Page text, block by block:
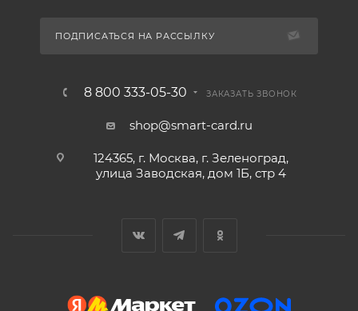
ПОДПИСАТЬСЯ НА РАССЫЛКУ
8 800 333-05-30 ЗАКАЗАТЬ ЗВОНОК
shop@smart-card.ru
124365, г. Москва, г. Зеленоград,
улица Заводская, дом 1Б, стр 4